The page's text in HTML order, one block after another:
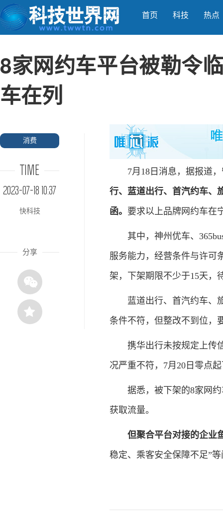
首页 科技 热点
8家网约车平台被勒令
车在列
消费
TIME
2023-07-18 10:37
快科技
分享
7月18日消息，据报道，
行、蓝道出行、首汽约车、
函。 要求以上品牌网约车在
其中，神州优车、365bus
服务能力，经营条件与许可
架，下架期限不少于15天，
蓝道出行、首汽约车、旅
条件不符，但整改不到位，
携华出行未按规定上传信
况严重不符，7月20日零点
据悉，被下架的8家网约
获取流量。
但聚合平台对接的企业
稳定、乘客安全保障不足”